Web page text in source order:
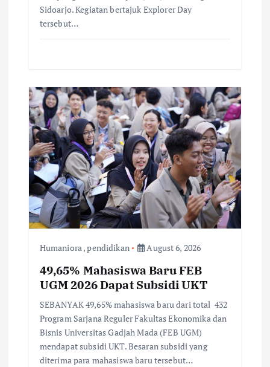
Sidoarjo. ​Kegiatan bertajuk Explorer Day
tersebut…
Humaniora ,pendidikan August 6, 2026
49,65% Mahasiswa Baru FEB
UGM 2026 Dapat Subsidi UKT
SEBANYAK 49,65% mahasiswa baru dari total 432
Program Sarjana Reguler Fakultas Ekonomika dan
Bisnis Universitas Gadjah Mada (FEB UGM)
mendapat subsidi UKT. Besaran subsidi yang
diterima para mahasiswa baru tersebut…